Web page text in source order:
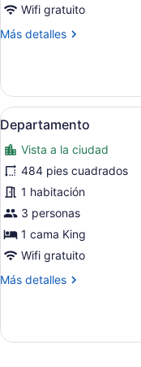
Wifi gratuito
Más detalles
Más
ejecutivo,
balcón
Abrir
todas
las
fotos
de
Departamento
5
Departamento
Vista a la ciudad
484 pies cuadrados
1 habitación
3 personas
1 cama King
Wifi gratuito
Más detalles
Más